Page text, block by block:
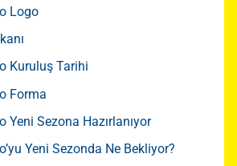
Logo
Kuruluş Tarihi
Forma
Yeni Sezona Hazırlanıyor
Yeni Sezonda Ne Bekliyor?